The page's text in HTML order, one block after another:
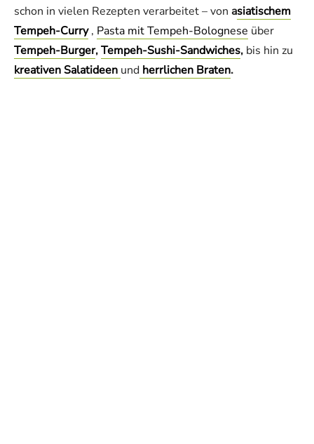
schon in vielen Rezepten verarbeitet – von asiatischem
Tempeh-Curry, Pasta mit Tempeh-Bolognese über
Tempeh-Burger,Tempeh-Sushi-Sandwiches, bis hin zu
kreativen Salatideen und herrlichen Braten.